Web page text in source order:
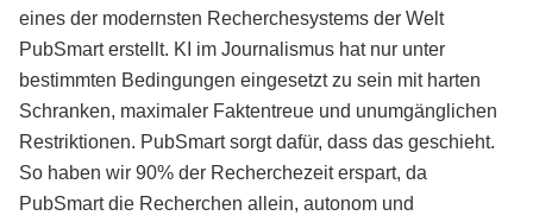
eines der modernsten Recherchesystems der Welt
PubSmart erstellt. KI im Journalismus hat nur unter
bestimmten Bedingungen eingesetzt zu sein mit harten
Schranken, maximaler Faktentreue und unumgänglichen
Restriktionen. PubSmart sorgt dafür, dass das geschieht.
So haben wir 90% der Recherchezeit erspart, da
PubSmart die Recherchen allein, autonom und